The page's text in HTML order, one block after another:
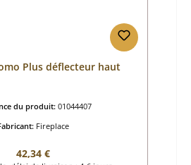
Plus déflecteur haut
du produit: 01044407
Fireplace
Prix régulier :
42,34 €